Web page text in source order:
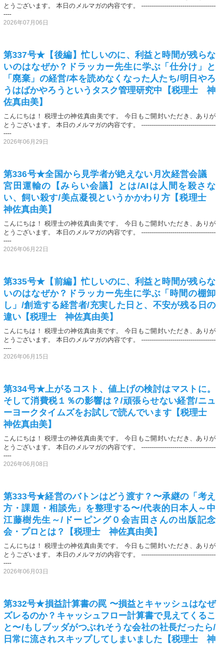
とうございます。 本日のメルマガの内容です。 --------------------------------------
----
2026年07月06日
第337号★【後編】忙しいのに、利益と時間が残らな
いのはなぜか？ドラッカー先生に学ぶ「仕分け」と
「廃棄」の経営/本を読めなくなった人たち/明日やろ
うはばかやろうというタスク管理研究中【税理士 神
佐真由美】
こんにちは！ 税理士の神佐真由美です。 今日もご開封いただき、ありが
とうございます。 本日のメルマガの内容です。 --------------------------------------
----
2026年06月29日
第336号★全国から見学者が絶えない月次経営会議
宮田運輸の【みらい会議】とは/AIは人間を殺さな
い、飼い殺す/美点凝視というかかわり方【税理士
神佐真由美】
こんにちは！ 税理士の神佐真由美です。 今日もご開封いただき、ありが
とうございます。 本日のメルマガの内容です。 --------------------------------------
----
2026年06月22日
第335号★【前編】忙しいのに、利益と時間が残らな
いのはなぜか？ドラッカー先生に学ぶ「時間の棚卸
し」/創造する経営者/充実した日と、不安が残る日の
違い【税理士 神佐真由美】
こんにちは！ 税理士の神佐真由美です。 今日もご開封いただき、ありが
とうございます。 本日のメルマガの内容です。 --------------------------------------
----
2026年06月15日
第334号★上がるコスト、値上げの検討はマストに。
そして消費税１％の影響は？/頑張らせない経営/ニュ
ーヨークタイムズをお試しで読んでいます【税理士
神佐真由美】
こんにちは！ 税理士の神佐真由美です。 今日もご開封いただき、ありが
とうございます。 本日のメルマガの内容です。 --------------------------------------
----
2026年06月08日
第333号★経営のバトンはどう渡す？〜承継の「考え
方・課題・相談先」を整理する〜/代表的日本人～中
江藤樹先生～/ドーピング０会吉田さんの出版記念
会・プロとは？【税理士 神佐真由美】
こんにちは！ 税理士の神佐真由美です。 今日もご開封いただき、ありが
とうございます。 本日のメルマガの内容です。 --------------------------------------
----
2026年06月03日
第332号★損益計算書の罠 〜損益とキャッシュはなぜ
ズレるのか？キャッシュフロー計算書で見えてくるこ
と〜/もしブッダがつぶれそうな会社の社長だったら/
日常に流されスキップしてしまいました【税理士 神